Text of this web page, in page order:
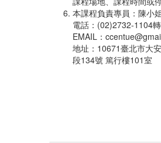
本課程負責專員：陳小姐
電話：(02)2732-1104
EMAIL：
地址：10671臺北市大
段134號 篤行樓101室